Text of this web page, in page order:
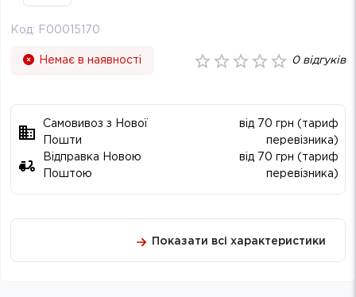
Код: F00015170
Немає в наявності 0відгуків
Самовивоз з Нової
Пошти
від 70 грн (тариф
перевізника)
Відправка Новою
Поштою
від 70 грн (тариф
перевізника)
Показати всі характеристики